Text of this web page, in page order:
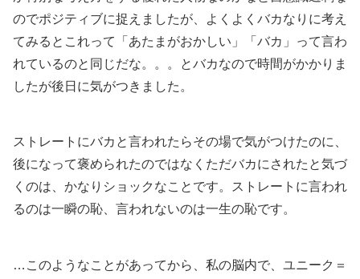
のでポジティブに捉えましたが、よくよくバカなりに考え
てみるとこれって「あたまがおかしい」「バカ」って言わ
れているのと同じだな。。。とバカなので時間がかかりま
したが後日に気がつきました。
ストレートにバカと言われたらその場で気がつけたのに、
後になって褒められたのではなくただバカにされたと気づ
くのは、かなりショックなことです。ストレートに言われ
るのは一瞬の恥、言われないのは一生の恥です。
…このようなことがあってから、私の脳内で、ユニーク＝